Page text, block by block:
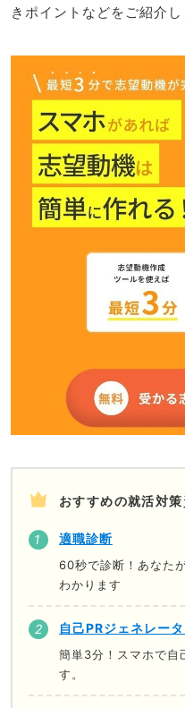
きポイントなどをご紹介し
おすすめの就活対
適職診断
60秒で診断！あなた
わかります
自己PRジェネレー
簡単3分！スマホで自
す。